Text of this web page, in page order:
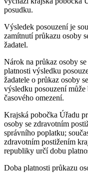
posudku.
Výsledek posouzení je
zamítnutí průkazu osoby
žadatel.
Nárok na průkaz osoby
platnosti výsledku
žadatele o průkaz osoby
výsledku posouzení může
časového omezení.
Krajská pobočka Úřadu
osoby se zdravotním
správního poplatku;
zdravotním postižením
republiky určí dobu
Doba platnosti průkazu